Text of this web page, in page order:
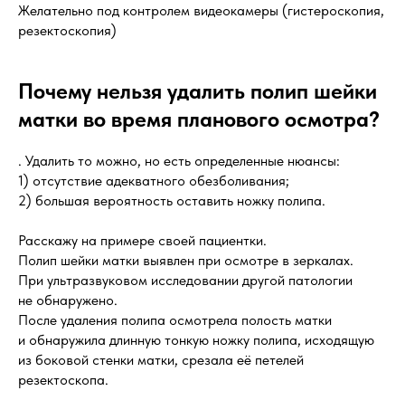
Желательно под контролем видеокамеры (гистероскопия,
резектоскопия)
Почему нельзя удалить полип шейки
матки во время планового осмотра?
. Удалить то можно, но есть определенные нюансы:
1) отсутствие адекватного обезболивания;
2) большая вероятность оставить ножку полипа.
Расскажу на примере своей пациентки.
Полип шейки матки выявлен при осмотре в зеркалах.
При ультразвуковом исследовании другой патологии
не обнаружено.
После удаления полипа осмотрела полость матки
и обнаружила длинную тонкую ножку полипа, исходящую
из боковой стенки матки, срезала её петелей
резектоскопа.